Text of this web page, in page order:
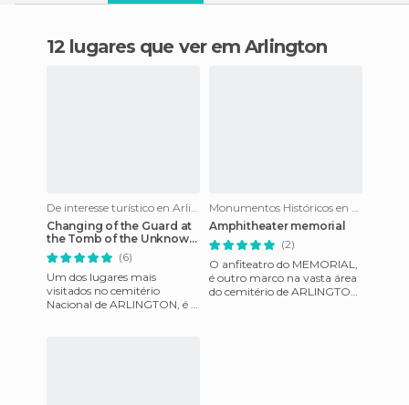
12 lugares que ver em Arlington
De interesse turístico en Arlington
Changing of the Guard at
the Tomb of the Unknown
Soldier
(6)
Um dos lugares mais
visitados no cemitério
Nacional de ARLINGTON, é o
Monumentos Históricos en Arlington
Amphitheater memorial
(2)
O anfiteatro do MEMORIAL,
é outro marco na vasta área
do cemitério de ARLINGTON,